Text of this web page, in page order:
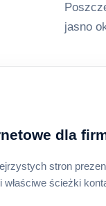
jasno
dla
stron
właściwe ścieżki